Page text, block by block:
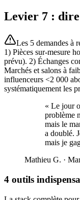
Levier 7 :
Les 5 demandes à
1) Pièces sur-mesure
prévu). 2) Échanges
Marchés et salons à
influenceurs <2 000
systématiquement les
« Le jour
problème
mais le
a doublé.
mais je
Mathieu G. ·
4 outils